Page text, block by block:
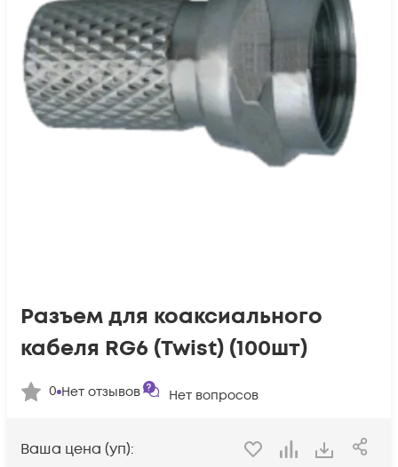
Разъем для коаксиального
кабеля RG6 (Twist) (100шт)
0 Нет отзывов Нет вопросов
Ваша цена (уп):